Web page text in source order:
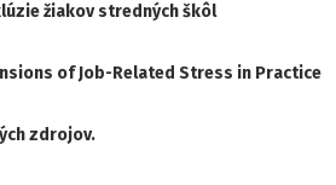
žiakov stredných škôl
of Job-Related Stress in Practice
zdrojov.